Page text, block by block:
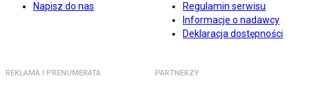
Napisz do nas
Regulamin serwisu
Informacje o nadawcy
Deklaracja dostępności
REKLAMA I PRENUMERATA PARTNERZY